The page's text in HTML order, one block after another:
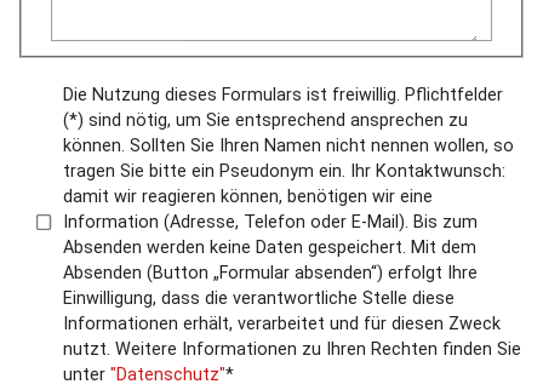
Die Nutzung dieses Formulars ist freiwillig. Pflichtfelder
(*) sind nötig, um Sie entsprechend ansprechen zu
können. Sollten Sie Ihren Namen nicht nennen wollen, so
tragen Sie bitte ein Pseudonym ein. Ihr Kontaktwunsch:
damit wir reagieren können, benötigen wir eine
Information (Adresse, Telefon oder E-Mail). Bis zum
Absenden werden keine Daten gespeichert. Mit dem
Absenden (Button „Formular absenden“) erfolgt Ihre
Einwilligung, dass die verantwortliche Stelle diese
Informationen erhält, verarbeitet und für diesen Zweck
nutzt. Weitere Informationen zu Ihren Rechten finden Sie
unter "Datenschutz"*